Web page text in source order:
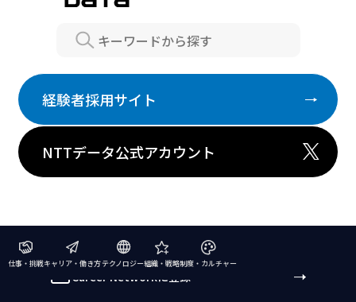
Search
経験者採用サイト
NTTデータ公式アカウント
仕事・挑戦キャリア・働き方テクノロジー組織・戦略制度・カルチャー
Career Networkに登録